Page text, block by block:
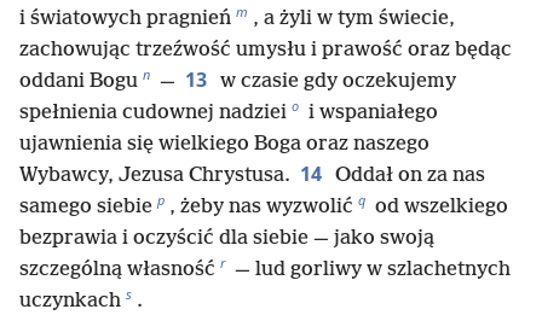
i światowych pragnień m , a żyli w tym świecie,
zachowując trzeźwość umysłu i prawość oraz będąc
oddani Bogu n — 13 w czasie gdy oczekujemy
spełnienia cudownej nadziei o i wspaniałego
ujawnienia się wielkiego Boga oraz naszego
Wybawcy, Jezusa Chrystusa. 14 Oddał on za nas
samego siebie p , żeby nas wyzwolić q od wszelkiego
bezprawia i oczyścić dla siebie — jako swoją
szczególną własność r — lud gorliwy w szlachetnych
uczynkach s .